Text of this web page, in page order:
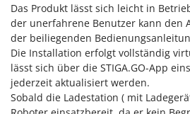
Das Produkt lässt sich leicht in
der unerfahrene Benutzer kann den
der beiliegenden
Die Installation erfolgt vollständig
lässt sich über die STIGA.GO-App
jederzeit aktualisiert werden.
Sobald die Ladestation ( mit